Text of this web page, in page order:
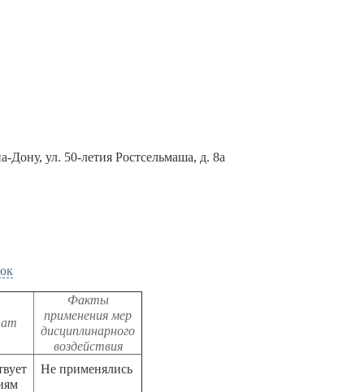
Дону, ул. 50-летия Ростсельмаша, д. 8а
Факты
применения мер
дисциплинарного
воздействия
Не применялись